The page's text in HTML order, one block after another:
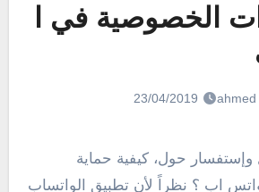
الخصوصية في ا
23/04/2019
اب ؟ نظراً لأن تطبيق الواتساب